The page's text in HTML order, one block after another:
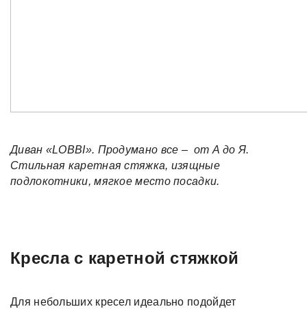
Диван «LOBBI». Продумано все – от А до Я.
Стильная каретная стяжка, изящные
подлокотники, мягкое место посадки.
Кресла с каретной стяжкой
Для небольших кресел идеально подойдет